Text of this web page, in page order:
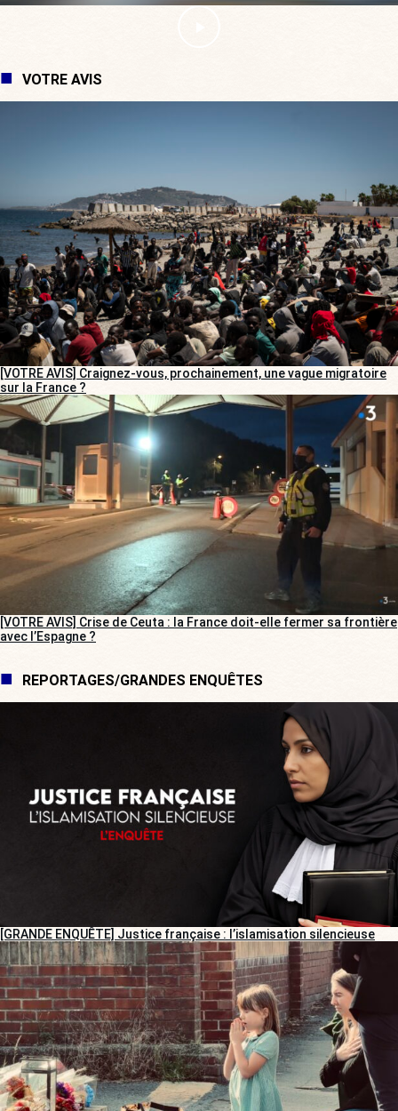
VOTRE AVIS
[VOTRE AVIS] Craignez-vous, prochainement, une vague migratoire
sur la France ?
[VOTRE AVIS] Crise de Ceuta : la France doit-elle fermer sa frontière
avec l’Espagne ?
REPORTAGES/GRANDES ENQUÊTES
[GRANDE ENQUÊTE] Justice française : l’islamisation silencieuse